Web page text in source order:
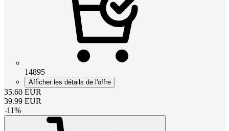
14895
Afficher les détails de l'offre
35.60 EUR
39.99 EUR
-11%